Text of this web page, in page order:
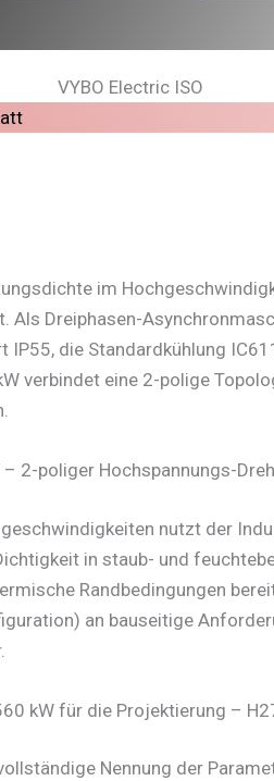
im
Als Dreiphasen-
IP55, die Standardkühlung
verbindet eine 2-polige
2-poliger Hochspannungs-
nutzt der
in staub- und
Randbedingungen
an bauseitige
kW für die Projektierung –
Nennung der